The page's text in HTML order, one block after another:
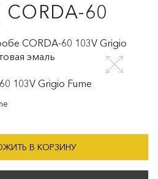
60
CORDA-60 103V Grigio
эмаль
В КОРЗИНУ